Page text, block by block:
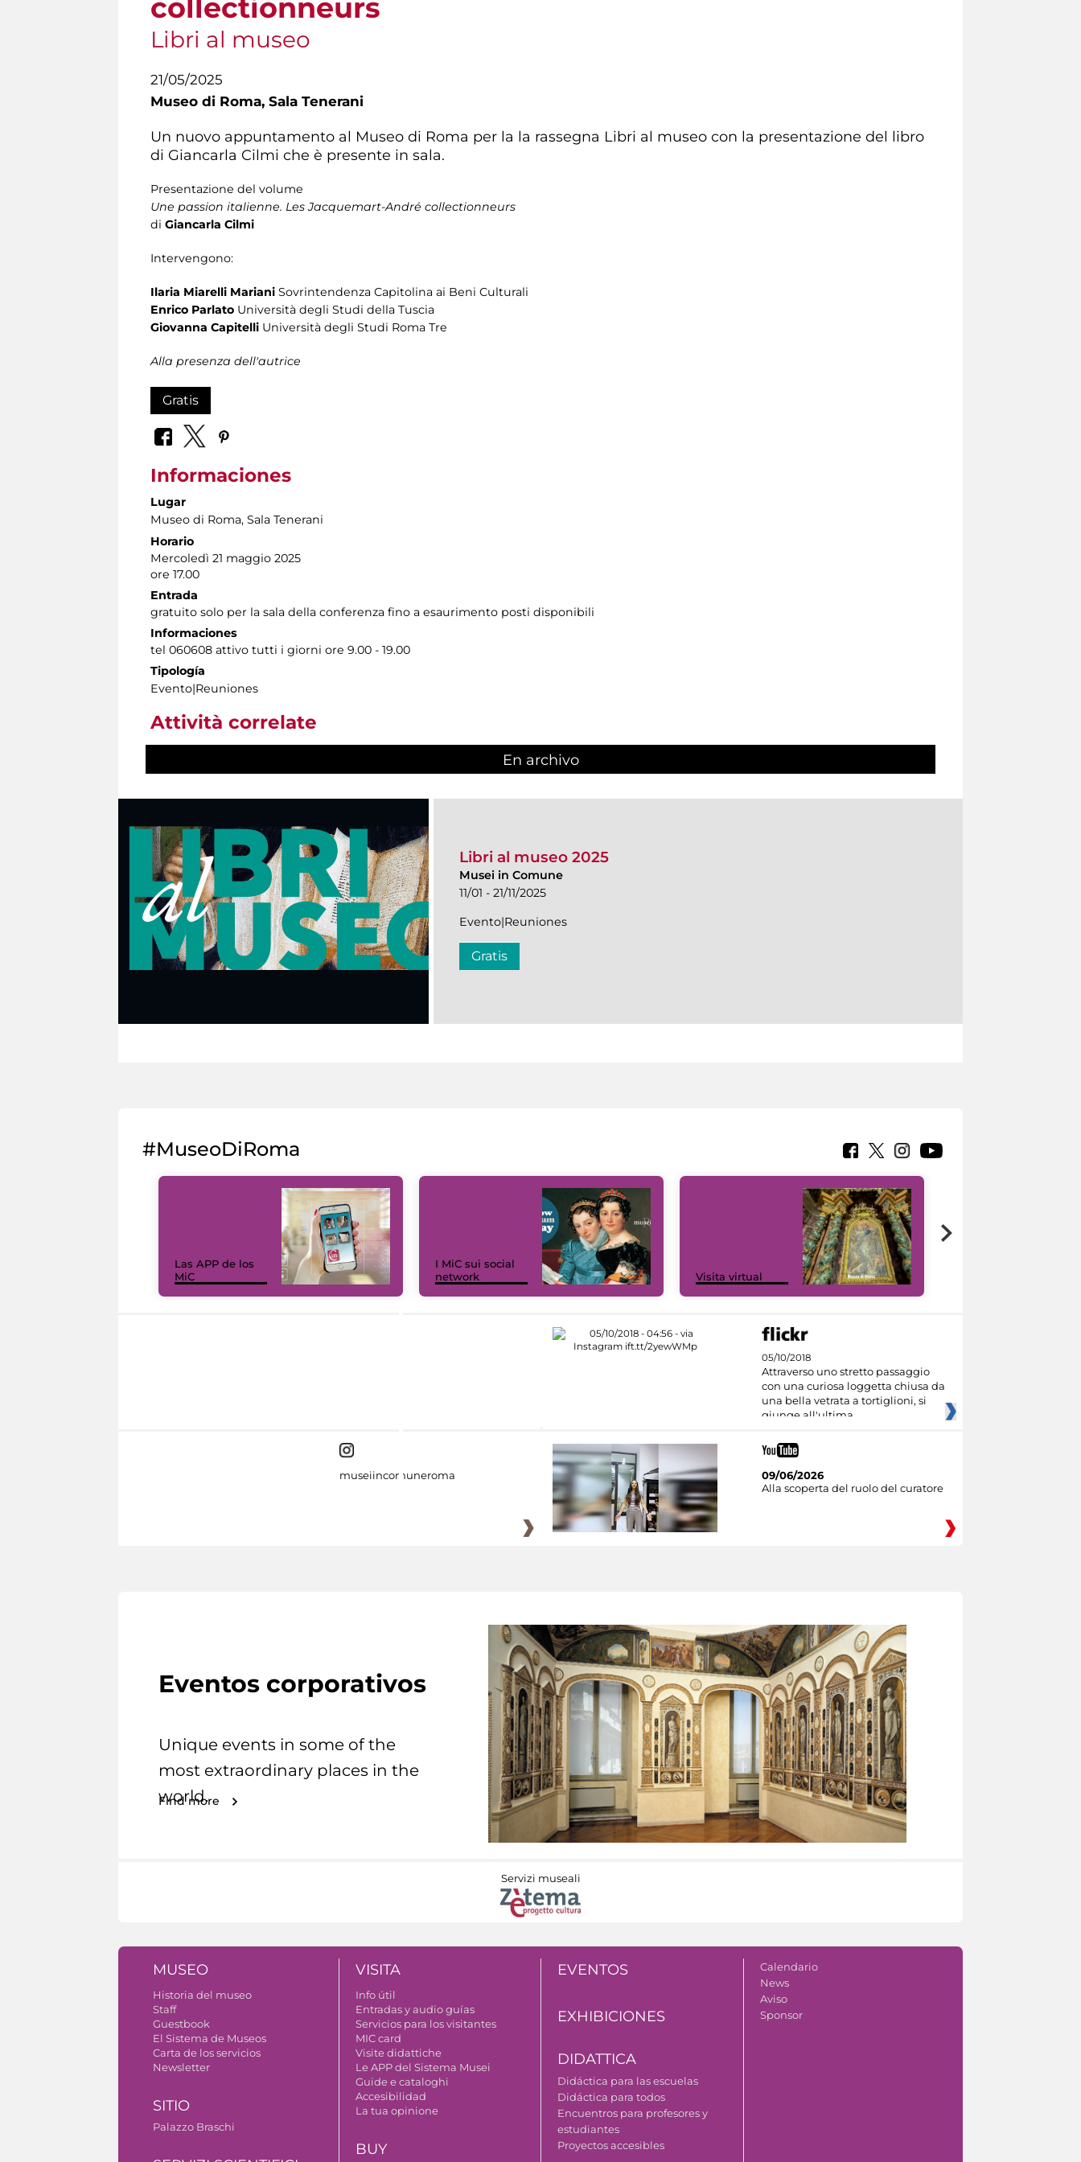
collectionneurs
Libri al museo
21/05/2025
Museo di Roma, Sala Tenerani
Un nuovo appuntamento al Museo di Roma per la la rassegna Libri al museo con la presentazione del libro
di Giancarla Cilmi che è presente in sala.
Presentazione del volume
Une passion italienne. Les Jacquemart-André collectionneurs
di Giancarla Cilmi
Intervengono:
Ilaria Miarelli Mariani Sovrintendenza Capitolina ai Beni Culturali
Enrico Parlato Università degli Studi della Tuscia
Giovanna Capitelli Università degli Studi Roma Tre
Alla presenza dell'autrice
Gratis
Informaciones
Lugar
Museo di Roma, Sala Tenerani
Horario
Mercoledì 21 maggio 2025
ore 17.00
Entrada
gratuito solo per la sala della conferenza fino a esaurimento posti disponibili
Informaciones
tel 060608 attivo tutti i giorni ore 9.00 - 19.00
Tipología
Evento|Reuniones
Attività correlate
En archivo
Libri al museo 2025
Musei in Comune
11/01 - 21/11/2025
Evento|Reuniones
Gratis
#MuseoDiRoma
Las APP de los
MiC
I MiC sui social
network
Visita virtual
05/10/2018
Attraverso uno stretto passaggio
con una curiosa loggetta chiusa da
una bella vetrata a tortiglioni, si
giunge all'ultima
museiincomuneroma
09/06/2026
Alla scoperta del ruolo del curatore
Eventos corporativos
Unique events in some of the
most extraordinary places in the
world.
Find more
Servizi museali
MUSEO
Historia del museo
Staff
Guestbook
El Sistema de Museos
Carta de los servicios
Newsletter
SITIO
Palazzo Braschi
VISITA
Info útil
Entradas y audio guías
Servicios para los visitantes
MIC card
Visite didattiche
Le APP del Sistema Musei
Guide e cataloghi
Accesibilidad
La tua opinione
BUY
EVENTOS
EXHIBICIONES
DIDATTICA
Didáctica para las escuelas
Didáctica para todos
Encuentros para profesores y
estudiantes
Proyectos accesibles
Calendario
News
Aviso
Sponsor